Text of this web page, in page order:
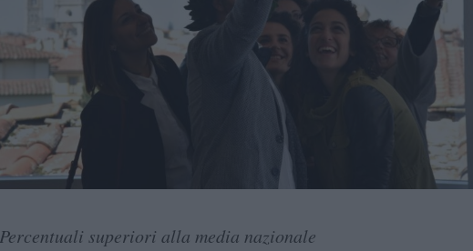
Percentuali superiori alla media nazionale